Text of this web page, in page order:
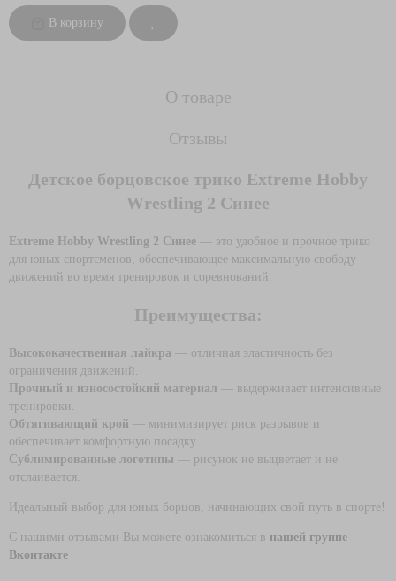
В корзину
О товаре
Отзывы
Детское борцовское трико Extreme Hobby
Wrestling 2 Синее
Extreme Hobby Wrestling 2 Синее — это удобное и прочное трико
для юных спортсменов, обеспечивающее максимальную свободу
движений во время тренировок и соревнований.
Преимущества:
Высококачественная лайкра — отличная эластичность без
ограничения движений.
Прочный и износостойкий материал — выдерживает интенсивные
тренировки.
Обтягивающий крой — минимизирует риск разрывов и
обеспечивает комфортную посадку.
Сублимированные логотипы — рисунок не выцветает и не
отслаивается.
Идеальный выбор для юных борцов, начинающих свой путь в спорте!
С нашими отзывами Вы можете ознакомиться в нашей группе
Вконтакте